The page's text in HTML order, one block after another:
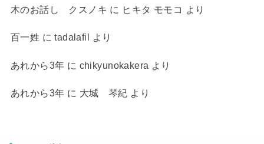
木のお話し クスノキ に ヒキタ モモコ より
百一姓 にtadalafil より
あれから3年 に chikyunokakera より
あれから3年 に 大城 琴紀 より